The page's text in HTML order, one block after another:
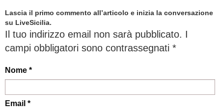
Lascia il primo commento all’articolo e inizia la conversazione
su LiveSicilia.
Il tuo indirizzo email non sarà pubblicato. I
campi obbligatori sono contrassegnati *
Nome *
Email *